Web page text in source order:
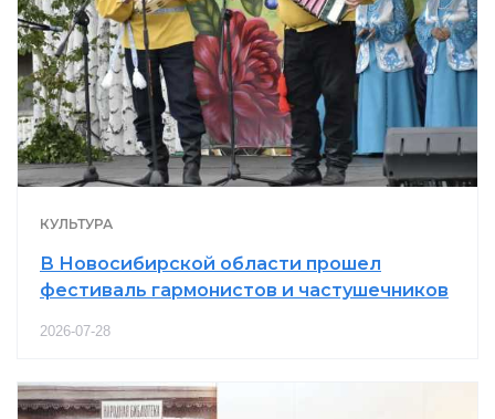
КУЛЬТУРА
В Новосибирской области прошел
фестиваль гармонистов и частушечников
2026-07-28